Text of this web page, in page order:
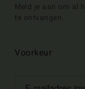
Meld je aan om al
te ontvangen.
Voorkeur